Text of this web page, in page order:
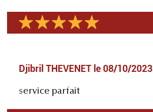
Djibril THEVENET le 08/10/2023
service parfait